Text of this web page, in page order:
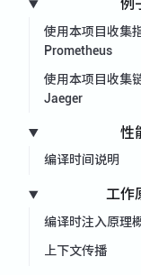
例
使用本项目收集
Prometheus
使用本项目收集
Jaeger
性
编译时间说明
工作
编译时注入原理
上下文传播